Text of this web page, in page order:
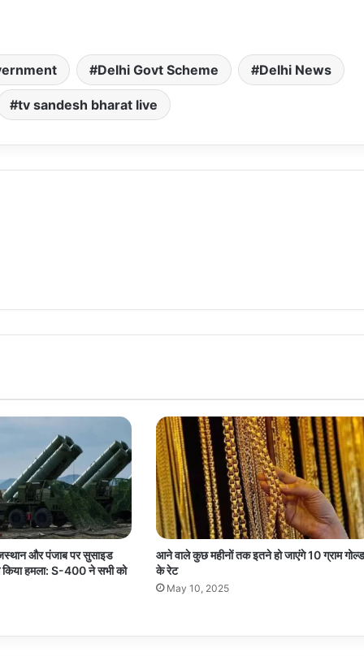
Delhi Govt Scheme Delhi News
tv sandesh bharat live
और पंजाब पर सुसाइड
किया हमला: S-400 ने सभी को
आने वाले कुछ महीनों तक इतने हो जाएंगे 10 ग्राम गोल्ड
के रेट
May 10, 2025